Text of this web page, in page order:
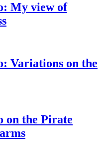
My view of
Variations on the
on the Pirate